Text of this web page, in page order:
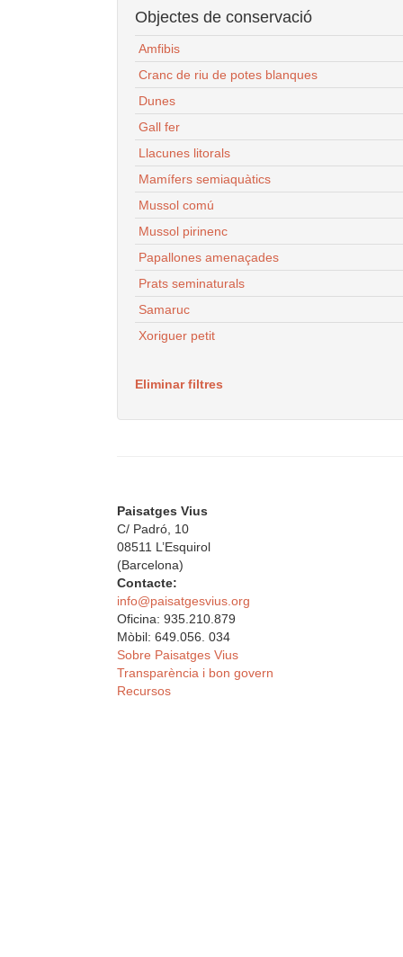
Objectes de conservació
Amfibis
Cranc de riu de potes blanques
Dunes
Gall fer
Llacunes litorals
Mamífers semiaquàtics
Mussol comú
Mussol pirinenc
Papallones amenaçades
Prats seminaturals
Samaruc
Xoriguer petit
Eliminar filtres
Paisatges Vius
C/ Padró, 10
08511 L’Esquirol
(Barcelona)
Contacte:
info@paisatgesvius.org
Oficina: 935.210.879
Mòbil: 649.056. 034
Sobre Paisatges Vius
Transparència i bon govern
Recursos